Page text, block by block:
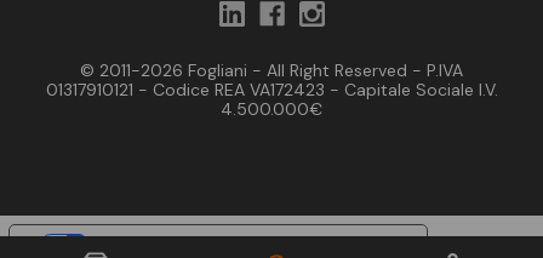
© 2011-2026 Fogliani - All Right Reserved - P.IVA
01317910121 - Codice REA VA172423 - Capitale Sociale I.V.
4.500.000€